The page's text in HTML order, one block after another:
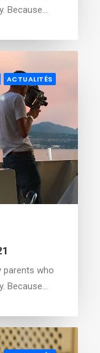
Because…
ACTUALITÉS
parents who
Because…